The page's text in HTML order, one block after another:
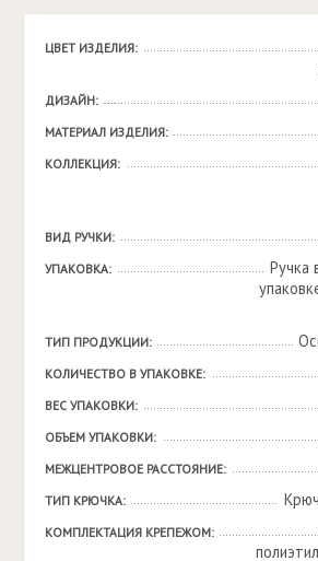
ЦВЕТ ИЗДЕЛИЯ:
ДИЗАЙН:
МАТЕРИАЛ ИЗДЕЛИЯ:
КОЛЛЕКЦИЯ:
ВИД РУЧКИ:
УПАКОВКА:
Ручка
ТИП ПРОДУКЦИИ:
КОЛИЧЕСТВО В УПАКОВКЕ:
ВЕС УПАКОВКИ:
ОБЪЕМ УПАКОВКИ:
МЕЖЦЕНТРОВОЕ РАССТОЯНИЕ:
ТИП КРЮЧКА:
КОМПЛЕКТАЦИЯ КРЕПЕЖОМ: